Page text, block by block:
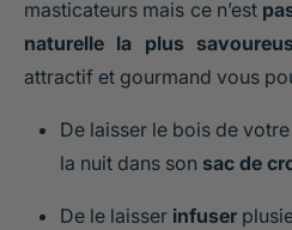
masticateurs mais ce n’est
naturelle la plus
attractif et gourmand vous
De laisser le bois de
la nuit dans son sac de
De le laisser infuser